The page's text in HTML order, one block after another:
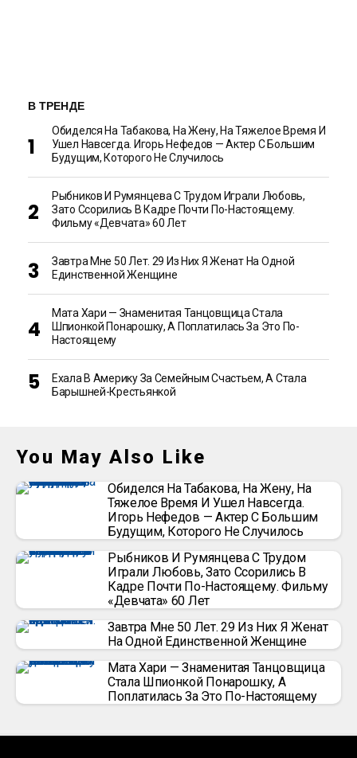
В ТРЕНДЕ
Обиделся На Табакова, На Жену, На Тяжелое Время И
Ушел Навсегда. Игорь Нефедов — Актер С Большим
Будущим, Которого Не Случилось
Рыбников И Румянцева С Трудом Играли Любовь,
Зато Ссорились В Кадре Почти По-Настоящему.
Фильму «Девчата» 60 Лет
Завтра Мне 50 Лет. 29 Из Них Я Женат На Одной
Единственной Женщине
Мата Хари — Знаменитая Танцовщица Стала
Шпионкой Понарошку, А Поплатилась За Это По-
Настоящему
Ехала В Америку За Семейным Счастьем, А Стала
Барышней-Крестьянкой
You May Also Like
Обиделся На Табакова, На Жену, На
Тяжелое Время И Ушел Навсегда.
Игорь Нефедов — Актер С Большим
Будущим, Которого Не Случилось
Рыбников И Румянцева С Трудом
Играли Любовь, Зато Ссорились В
Кадре Почти По-Настоящему. Фильму
«Девчата» 60 Лет
Завтра Мне 50 Лет. 29 Из Них Я Женат
На Одной Единственной Женщине
Мата Хари — Знаменитая Танцовщица
Стала Шпионкой Понарошку, А
Поплатилась За Это По-Настоящему